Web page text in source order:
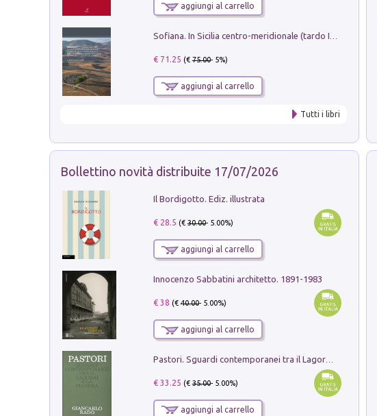
aggiungi al carrello
€ 71.25 (€75.00- 5%)
aggiungi al carrello
Tutti i libri
Bollettino novità distribuite 17/07/2026
Il Bordigotto. Ediz. illustrata
€ 28.5 (€30.00- 5.00%)
aggiungi al carrello
Innocenzo Sabbatini architetto. 1891-1983
€ 38 (€40.00- 5.00%)
aggiungi al carrello
Pastori. Sguardi contemporanei tra il Lagorai e la pianura. Ediz. illustrata
€ 33.25 (€35.00- 5.00%)
aggiungi al carrello